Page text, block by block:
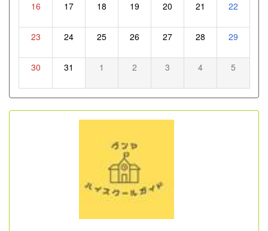
16 17 18 19 20 21 22
23 24 25 26 27 28 29
30 31 1 2 3 4 5